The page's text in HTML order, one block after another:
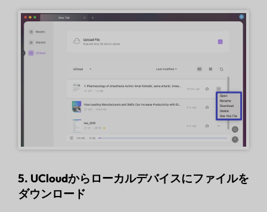
5. UCloudからローカルデバイスにファイルを
ダウンロード